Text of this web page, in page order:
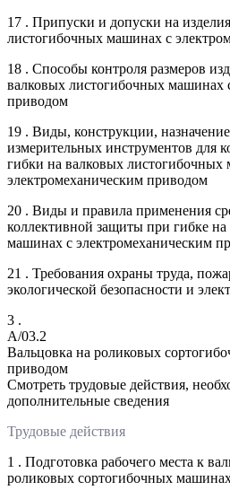
17 . Припуски и допуски на
листогибочных машинах с
18 . Способы контроля размеров
валковых листогибочных машинах
приводом
19 . Виды, конструкции,
измерительных инструментов для
гибки на валковых листогибочных
электромеханическим приводом
20 . Виды и правила применения
коллективной защиты при гибке
машинах с электромеханическим
21 . Требования охраны труда,
экологической безопасности и
3 .
A/03.2
Вальцовка на роликовых
приводом
Смотреть трудовые действия,
дополнительные сведения
Трудовые действия
1 . Подготовка рабочего места к
роликовых сортогибочных